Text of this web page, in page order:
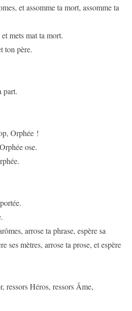
et assomme ta mort, assomme ta
et mets mat ta mort.
ton père.
part.
Orphée !
ose.
arrose ta phrase, espère sa
ses mètres, arrose ta prose, et espère
ressors Héros, ressors Âme,